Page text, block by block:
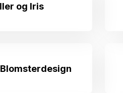
og Iris